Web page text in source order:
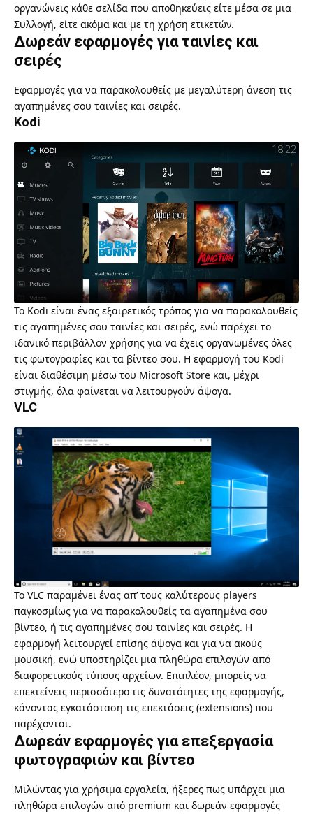
οργανώνεις κάθε σελίδα που αποθηκεύεις είτε μέσα σε μια
Συλλογή, είτε ακόμα και με τη χρήση ετικετών.
Δωρεάν εφαρμογές για ταινίες και
σειρές
Εφαρμογές για να παρακολουθείς με μεγαλύτερη άνεση τις
αγαπημένες σου ταινίες και σειρές.
Kodi
Το Kodi είναι ένας εξαιρετικός τρόπος για να παρακολουθείς
τις αγαπημένες σου ταινίες και σειρές, ενώ παρέχει το
ιδανικό περιβάλλον χρήσης για να έχεις οργανωμένες όλες
τις φωτογραφίες και τα βίντεο σου. Η εφαρμογή του Kodi
είναι διαθέσιμη μέσω του Microsoft Store και, μέχρι
στιγμής, όλα φαίνεται να λειτουργούν άψογα.
VLC
Το VLC παραμένει ένας απ’ τους καλύτερους players
παγκοσμίως για να παρακολουθείς τα αγαπημένα σου
βίντεο, ή τις αγαπημένες σου ταινίες και σειρές. Η
εφαρμογή λειτουργεί επίσης άψογα και για να ακούς
μουσική, ενώ υποστηρίζει μια πληθώρα επιλογών από
διαφορετικούς τύπους αρχείων. Επιπλέον, μπορείς να
επεκτείνεις περισσότερο τις δυνατότητες της εφαρμογής,
κάνοντας εγκατάσταση τις επεκτάσεις (extensions) που
παρέχονται.
Δωρεάν εφαρμογές για επεξεργασία
φωτογραφιών και βίντεο
Μιλώντας για χρήσιμα εργαλεία, ήξερες πως υπάρχει μια
πληθώρα επιλογών από premium και δωρεάν εφαρμογές